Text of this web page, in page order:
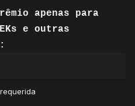
apenas para
e outras